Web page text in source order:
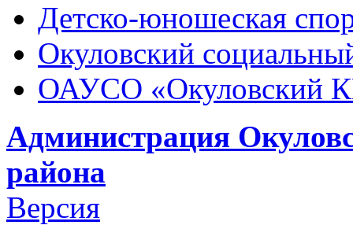
Детско-юношеская
Окуловский
ОАУСО «Окуловский
Администрация
района
Версия